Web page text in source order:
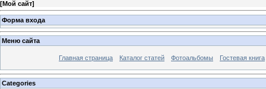
[Мой сайт]
Форма входа
Меню сайта
Главная страница Каталог статей Фотоальбомы Гостевая книга
Categories